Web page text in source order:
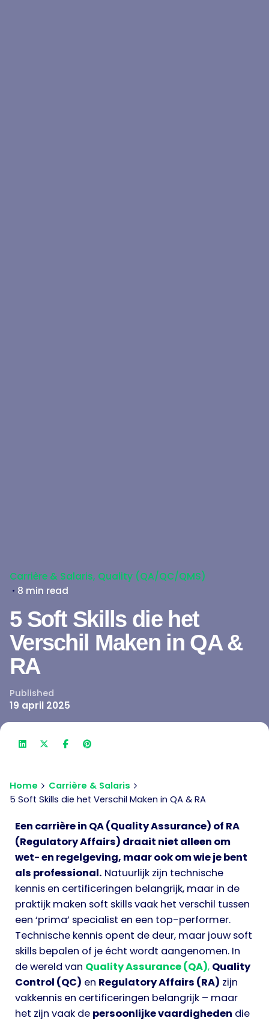
Carrière & Salaris Quality (QA/QC/QMS)
8 min read
5 Soft Skills die het
Verschil Maken in QA &
RA
Published
19 april 2025
Home
Carrière & Salaris
5 Soft Skills die het Verschil Maken in QA & RA
Een carrière in QA (Quality Assurance) of RA
(Regulatory Affairs) draait niet alleen om
wet- en regelgeving, maar ook om wie je bent
als professional. Natuurlijk zijn technische
kennis en certificeringen belangrijk, maar in de
praktijk maken soft skills vaak het verschil tussen
een ‘prima’ specialist en een top-performer.
Technische kennis opent de deur, maar jouw soft
skills bepalen of je écht wordt aangenomen. In
de wereld van Quality Assurance (QA), Quality
Control (QC) en Regulatory Affairs (RA) zijn
vakkennis en certificeringen belangrijk – maar
het zijn vaak de persoonlijke vaardigheden die